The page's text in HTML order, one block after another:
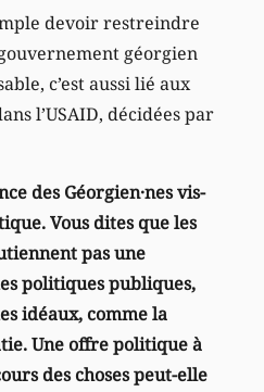
devoir restreindre
géorgien
c’est aussi lié aux
l’USAID, décidées par
des Géorgien·nes vis-
Vous dites que les
pas une
politiques publiques,
idéaux, comme la
Une offre politique à
des choses peut-elle